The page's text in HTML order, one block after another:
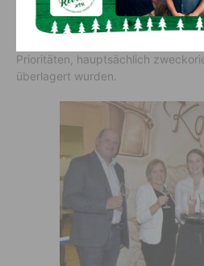
Wortmeldungen, Episoden und
Zeit“, wo – jedenfalls in der
Prioritäten, hauptsächlich
überlagert wurden.